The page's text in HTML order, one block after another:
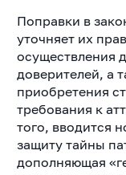
Поправки в
уточняет их
осуществления
доверителей, а
приобретения
требования к
того, вводится
защиту тайны
дополняющая